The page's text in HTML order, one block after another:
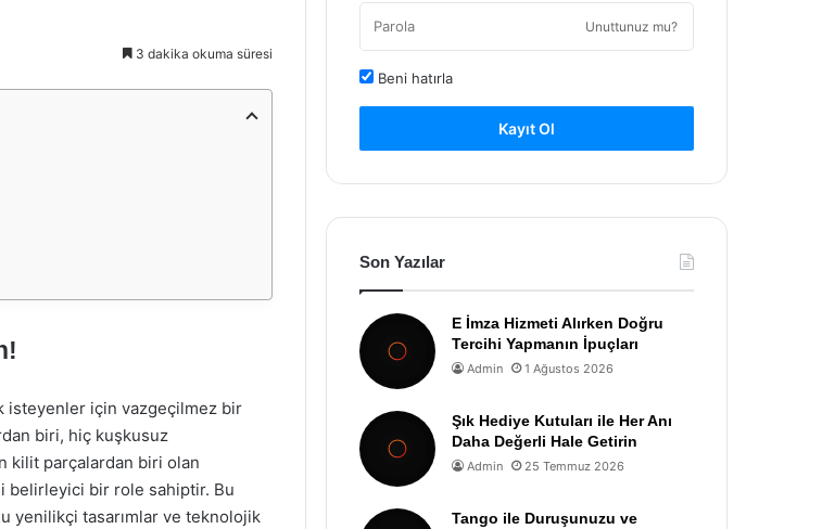
3 dakika okuma süresi
isteyenler için vazgeçilmez bir
biri, hiç kuşkusuz
kilit parçalardan biri olan
belirleyici bir role sahiptir. Bu
yenilikçi tasarımlar ve teknolojik
Unuttunuz mu?
Beni hatırla
Kayıt Ol
Son Yazılar
E İmza Hizmeti Alırken Doğru
Tercihi Yapmanın İpuçları
Admin 1 Ağustos 2026
Şık Hediye Kutuları ile Her Anı
Daha Değerli Hale Getirin
Admin 25 Temmuz 2026
Tango ile Duruşunuzu ve